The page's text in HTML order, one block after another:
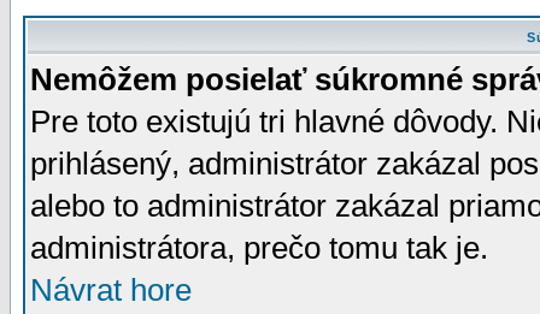
Nemôžem posielať súkromné
Pre toto existujú tri hlavné dôvody.
prihlásený, administrátor zakázal
alebo to administrátor zakázal
administrátora, prečo tomu tak je.
Návrat hore